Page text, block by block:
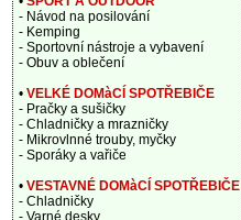
- Návod na posilování
- Kemping
- Sportovní nástroje a vybavení
- Obuv a oblečení
• VELKÉ DOMàCÍ SPOTŘEBIČE
- Pračky a sušičky
- Chladničky a mrazničky
- Mikrovlnné trouby, myčky
- Sporáky a vařiče
• VESTAVNÉ DOMàCÍ SPOTŘEBIČE
- Chladničky
- Varné desky